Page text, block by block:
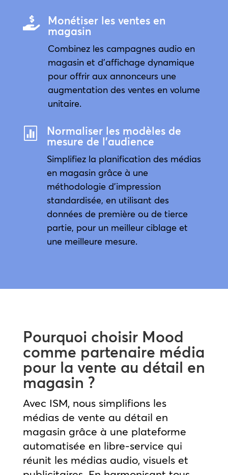

Monétiser les ventes en
magasin
Combinez les campagnes audio en
magasin et d’affichage dynamique
pour offrir aux annonceurs une
augmentation des ventes en volume
unitaire.

Normaliser les modèles de
mesure de l'audience
Simplifiez la planification des médias
en magasin grâce à une
méthodologie d’impression
standardisée, en utilisant des
données de première ou de tierce
partie, pour un meilleur ciblage et
une meilleure mesure.
Pourquoi choisir Mood
comme partenaire média
pour la vente au détail en
magasin ?
Avec ISM, nous simplifions les
médias de vente au détail en
magasin grâce à une plateforme
automatisée en libre-service qui
réunit les médias audio, visuels et